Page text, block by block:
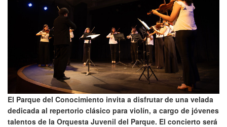
El Parque del Conocimiento invita a disfrutar de una velada
dedicada al repertorio clásico para violín, a cargo de jóvenes
talentos de la Orquesta Juvenil del Parque. El concierto será